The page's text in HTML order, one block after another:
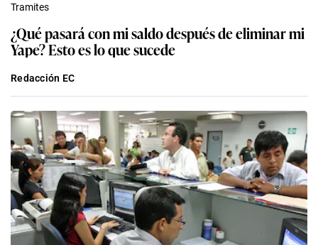
Tramites
¿Qué pasará con mi saldo después de eliminar mi
Yape? Esto es lo que sucede
Redacción EC